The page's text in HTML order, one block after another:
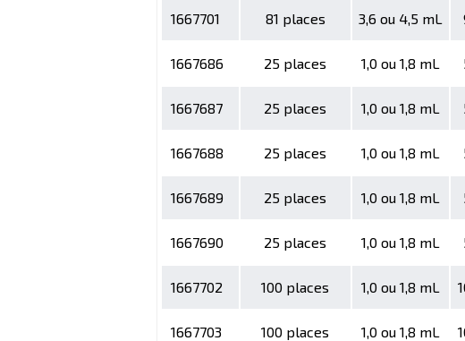
1667701 81 places 3,6 ou 4,5 mL
1667686 25 places 1,0 ou 1,8 mL
1667687 25 places 1,0 ou 1,8 mL
1667688 25 places 1,0 ou 1,8 mL
1667689 25 places 1,0 ou 1,8 mL
1667690 25 places 1,0 ou 1,8 mL
1667702 100 places 1,0 ou 1,8 mL
1667703 100 places 1,0 ou 1,8 mL